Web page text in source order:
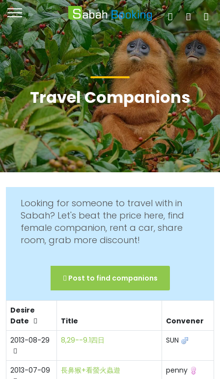
Travel Companions
Looking for someone to travel with in
Sabah? Let's beat the price here, find
female companion, rent a car, share
room, grab more discount!
Post to find companions
Desire
Date
Title
Convener
2013-08-29
8,29--9.1四日 SUN
2013-07-09 長鼻猴+看螢火蟲遊 penny